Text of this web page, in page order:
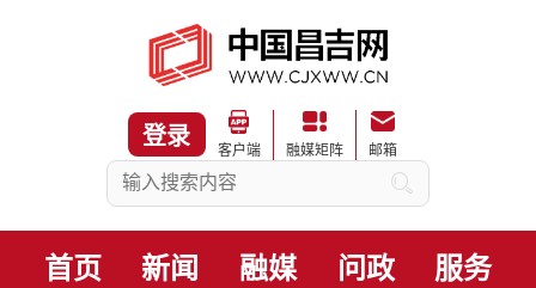
登录
客户端 融媒矩阵 邮箱
首页 新闻 融媒 问政 服务